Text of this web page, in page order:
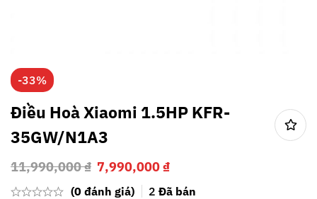
-33%
Điều Hoà Xiaomi 1.5HP KFR-
35GW/N1A3
11,990,000₫ 7,990,000₫
(0 đánh giá) 2 Đã bán